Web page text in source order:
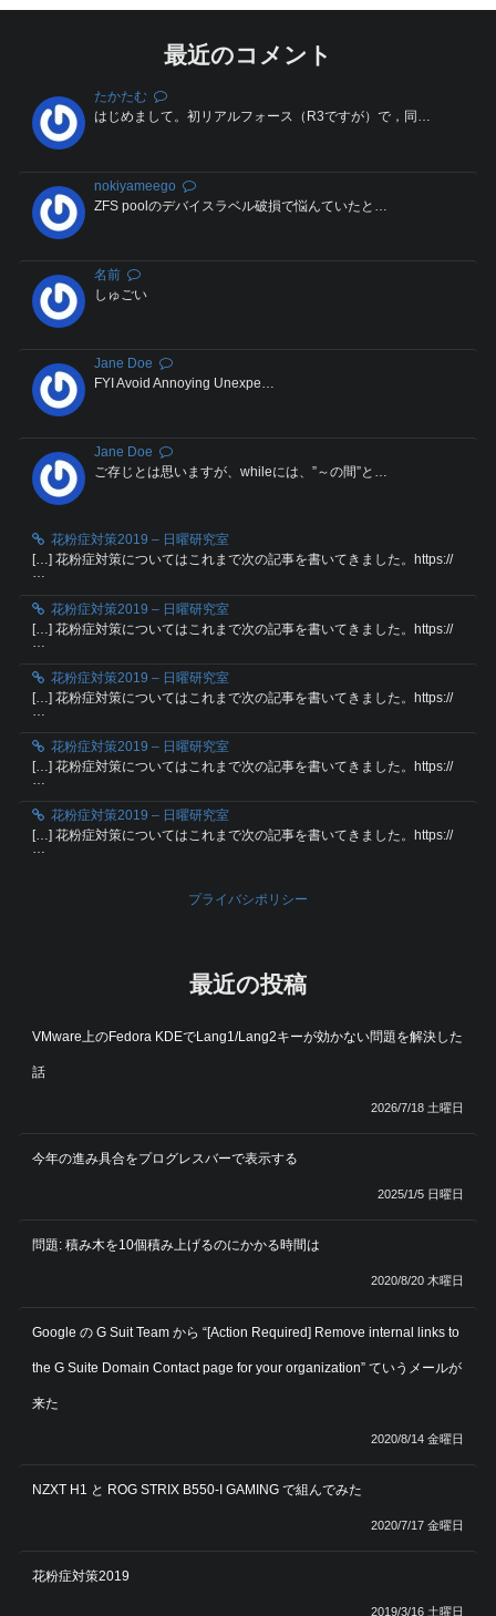
最近のコメント
たかたむ
はじめまして。初リアルフォース（R3ですが）で，同…
nokiyameego
ZFS poolのデバイスラベル破損で悩んていたと…
名前
しゅごい
Jane Doe
FYI Avoid Annoying Unexpe…
Jane Doe
ご存じとは思いますが、whileには、”～の間”と…
花粉症対策2019 – 日曜研究室
[…] 花粉症対策についてはこれまで次の記事を書いてきました。https://
…
花粉症対策2019 – 日曜研究室
[…] 花粉症対策についてはこれまで次の記事を書いてきました。https://
花粉症対策2019 – 日曜研究室
[…] 花粉症対策についてはこれまで次の記事を書いてきました。https://
花粉症対策2019 – 日曜研究室
[…] 花粉症対策についてはこれまで次の記事を書いてきました。https://
…
花粉症対策2019 – 日曜研究室
[…] 花粉症対策についてはこれまで次の記事を書いてきました。https://
…
プライバシポリシー
最近の投稿
VMware上のFedora KDEでLang1/Lang2キーが効かない問題を解決した
話
2026/7/18 土曜日
今年の進み具合をプログレスバーで表示する
2025/1/5 日曜日
問題: 積み木を10個積み上げるのにかかる時間は
2020/8/20 木曜日
Google の G Suit Team から “[Action Required] Remove internal links to
the G Suite Domain Contact page for your organization” ていうメールが
来た
2020/8/14 金曜日
NZXT H1 と ROG STRIX B550-I GAMING で組んでみた
2020/7/17 金曜日
花粉症対策2019
2019/3/16 土曜日